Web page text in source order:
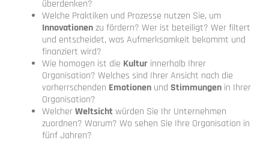
überdenken?
Welche Praktiken und Prozesse nutzen Sie, um
Innovationenzu fördern? Wer ist beteiligt? Wer filtert
und entscheidet, was Aufmerksamkeit bekommt und
finanziert wird?
Wie homogen ist die Kultur innerhalb Ihrer
Organisation? Welches sind Ihrer Ansicht nach die
vorherrschenden Emotionen und Stimmungen in Ihrer
Organisation?
WelcherWeltsichtwürden Sie Ihr Unternehmen
zuordnen? Warum? Wo sehen Sie Ihre Organisation in
fünf Jahren?